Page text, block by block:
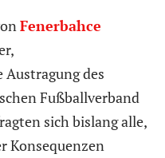
Fenerbahce
des
Fußballverband
sich bislang alle,
Konsequenzen